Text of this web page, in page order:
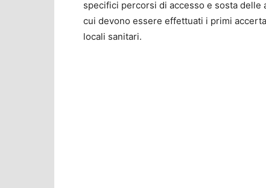
specifici percorsi di accesso e sosta delle
cui devono essere effettuati i primi
locali sanitari.